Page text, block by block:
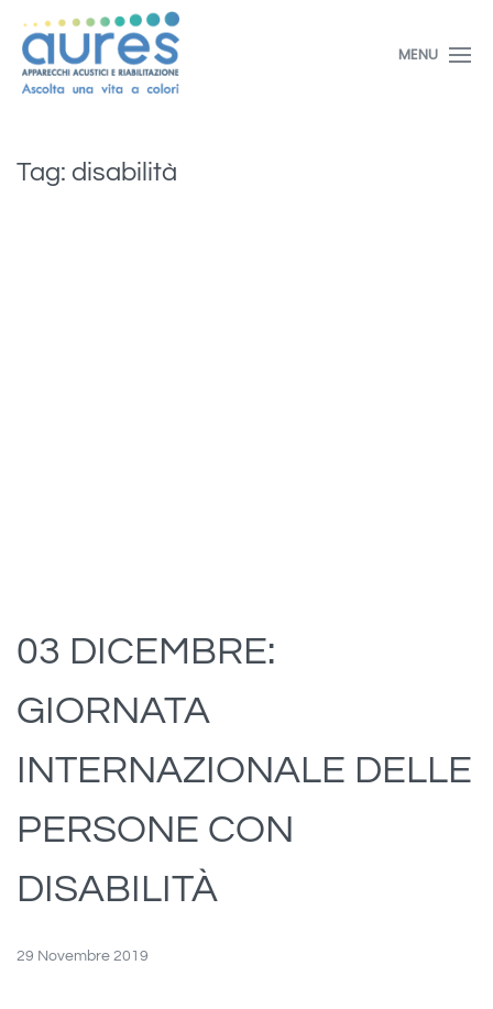
MENU
Tag: disabilità
03 DICEMBRE:
GIORNATA
INTERNAZIONALE DELLE
PERSONE CON
DISABILITÀ
29 Novembre 2019